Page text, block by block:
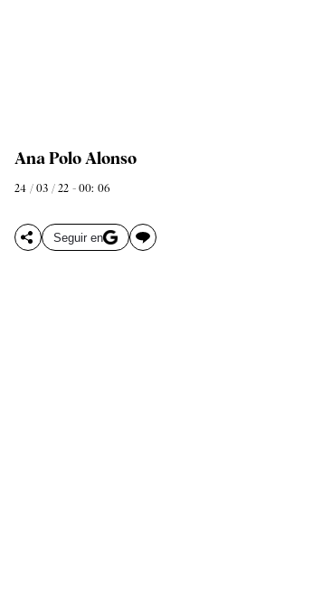
Ana Polo Alonso
24 / 03 / 22 - 00: 06
Seguir en